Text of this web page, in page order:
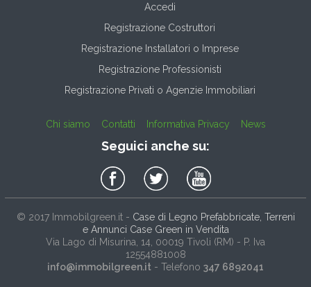
Accedi
Registrazione Costruttori
Registrazione Installatori o Imprese
Registrazione Professionisti
Registrazione Privati o Agenzie Immobiliari
Chi siamo Contatti Informativa Privacy News
Seguici anche su:
© 2017 Immobilgreen.it- Case di Legno Prefabbricate, Terreni
e Annunci Case Green in Vendita
Via Lago di Misurina, 14 , 00019 Tivoli (RM) - P. Iva
12554881008
info@immobilgreen.it - Telefono 347 6892041